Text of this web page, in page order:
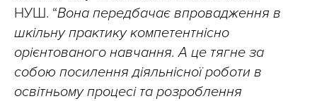
НУШ. “Вона передбачає впровадження в
шкільну практику компетентнісно
орієнтованого навчання. А це тягне за
собою посилення діяльнісної роботи в
освітньому процесі та розроблення